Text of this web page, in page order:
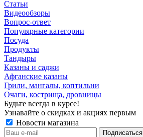
Статьи
Видеообзоры
Вопрос-ответ
Популярные категории
Посуда
Продукты
Тандыры
Казаны и саджи
Афганские казаны
Грили, мангалы, коптильни
Очаги, кострища, дровницы
Будьте всегда в курсе!
Узнавайте о скидках и акциях первым
Новости магазина